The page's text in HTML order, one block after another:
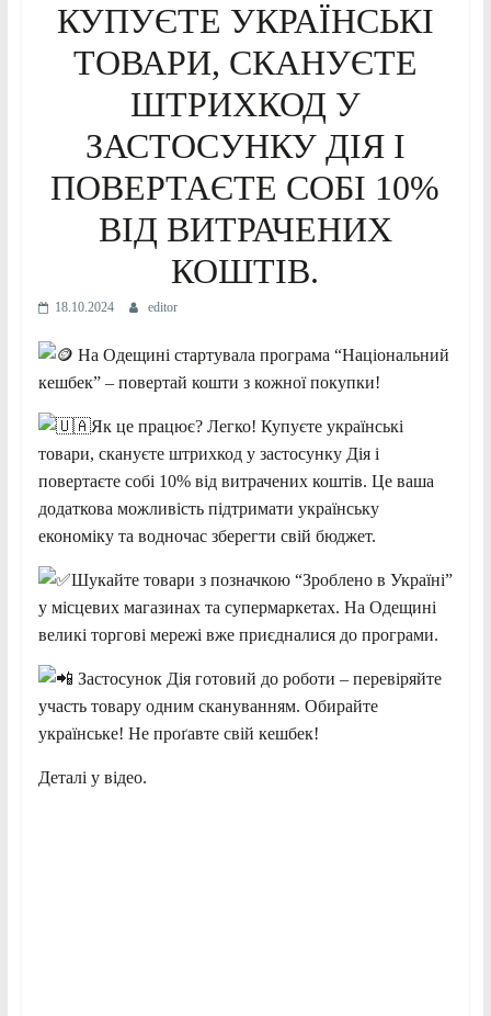
КУПУЄТЕ УКРАЇНСЬКІ
ТОВАРИ, СКАНУЄТЕ
ШТРИХКОД У
ЗАСТОСУНКУ ДІЯ І
ПОВЕРТАЄТЕ СОБІ 10%
ВІД ВИТРАЧЕНИХ
КОШТІВ.
18.10.2024 editor
На Одещині стартувала програма “Національний
кешбек” – повертай кошти з кожної покупки!
Як це працює? Легко! Купуєте українські
товари, скануєте штрихкод у застосунку Дія і
повертаєте собі 10% від витрачених коштів. Це ваша
додаткова можливість підтримати українську
економіку та водночас зберегти свій бюджет.
Шукайте товари з позначкою “Зроблено в Україні”
у місцевих магазинах та супермаркетах. На Одещині
великі торгові мережі вже приєдналися до програми.
Застосунок Дія готовий до роботи – перевіряйте
участь товару одним скануванням. Обирайте
українське! Не проґавте свій кешбек!
Деталі у відео.